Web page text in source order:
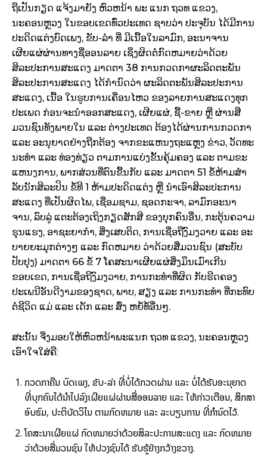
ຖືເປັນກຽດ ແຈ້ງມາຍັງ ຫົວຫນ້າ ພະ ແນກ ຖວທ ແຂວງ,
ນະຄອນຫຼວງ ໃນຂອບເຂດທົ່ວປະເທດ ຊາບວ່າ ປະຈຸບັນ ໄດ້ມີການ
ປະດິດແຕ່ງບົດເພງ, ຂັບ-ລໍາ ທີ່ ມີເນື້ອໃນລາມົກ, ອະນາຈານ
ເຜີຍແຜ່ຜ່ານທາງຊື່ອອນລາຍ ເຊິ່ງຜິດຕໍ່ກົດຫມາຍວ່າດ້ວຍ
ສິລະປະການສະແດງ ມາດຕາ 38 ການກວດກາຜະລິດຕະພັນ
ສິລະປະການສະແດງ ໄດ້ກໍານົດວ່າ ຜະລິດຕະພັນສິລະປະການ
ສະແດງ, ເນື້ອ ໃນຮູບການເຄື່ອນໄຫວ ຂອງລາຍການສະແດງທຸກ
ປະເພດ ກ່ອນຈະນໍາອອກສະແດງ, ເຜີຍແຜ່, ຊື້-ຂາຍ ຫຼື ຜ່ານສື
ມວນຊົນທັງພາຍໃນ ແລະ ຕ່າງປະເທດ ຕ້ອງໄດ້ຜ່ານການກວດກາ
ແລະ ອະນຸຍາດຢ່າງຖືກຕ້ອງ ຈາກຂະແຫນງຖະແຫຼງ ຂ່າວ, ວັດທະ
ນະທໍາ ແລະ ທ່ອງທ່ຽວ ຕາມການແບ່ງຂັ້ນຄຸ້ມຄອງ ແລະ ຕາມຂະ
ແຫນງການ, ພາກສ່ວນທີ່ຕົນຂື້ນກັບ ແລະ ມາດຕາ 51 ຂໍ້ຫ້າມສໍາ
ລັບນັກສິລະປິນ ຂໍ້ທີ 1 ຫ້າມປະດິດແຕ່ງ ຫຼື ນໍາເອົາສິລະປະການ
ສະແດງ ທີ່ເປັນຜິດໄພ, ເຊື່ອມຊາມ, ຊອດກະຈາ, ລາມົກອະນາ
ຈານ, ລົບລູ່ ແຕະຕ້ອງເຖິງກຽດສັກສີ ຂອງບຸກຄົນອື່ນ, ກະຕຸ້ນຄວາມ
ຮຸນແຮງ, ອາຊະຍາກໍາ, ສິ່ງເສບຕິດ, ການເຊື່ອຖືງົມງວາຍ ແລະ ອະ
ບາຍຍະມຸກຕ່າງໆ ແລະ ກົດຫມາຍ ວ່າດ້ວຍສື່ມວນຊົນ (ສະບັບ
ປັບປຸງ) ມາດຕາ 66 ຂໍ້ 7 ໂຄສະນາເຜີຍແຜ່ສິ່ງມຶນເມົາເກີນ
ຂອບເຂດ, ການເຊື່ອຖິງົມງວາຍ, ການກະທໍາທີ່ຜິດ ກັບຮີດຄອງ
ປະເພນີອັນດີງາມຂອງຊາດ, ພາບ, ສຽງ ແລະ ການກະທໍາ ທີ່ກະທົບ
ຕໍ່ຊີວິດ ແມ່ ແລະ ເດັກ ແລະ ສົ່ງ ຫຍໍ້ທໍ້ອື່ນໆ.
ສະນັ້ນ ຈື່ງມອບໃຫ້ຫົວຫນ້າພະແນກ ຖວທ ແຂວງ, ນະຄອນຫຼວງ
ເອົາໃຈໃສ່ຄື:
ກວດກາຄືນ ບົດເພງ, ຂັບ-ລ່າ ທີ່ບໍ່ໄດ້ກວດຜ່ານ ແລະ ບໍ່ໄດ້ຮັບອະນຸຍາດ
ທີ່ບຸກຄົນໄດ້ນໍາໄປລົງເຜີຍແຜ່ຜ່ານສື່ອອນລາຍ ແລະ ໃຫ້ກ່າວເຕືອນ, ສຶກສາ
ອົບຮົມ, ປະຕິບັດວິໄນ ຕາມກົດຫມາຍ ແລະ ລະບຽບການ ທີ່ກໍານົດໄວ້.
ໂຄສະນາເຜີຍແຜ່ ກົດຫມາຍວ່າດ້ວຍສິລະປະການສະແດງ ແລະ ກົດຫມາຍ
ວ່າດ້ວຍສື່ມວນຊົນ ໃຫ້ປວງຊົນໄດ້ ຮັບຮູ້ຢ່າງກວ້າງຂວາງ.